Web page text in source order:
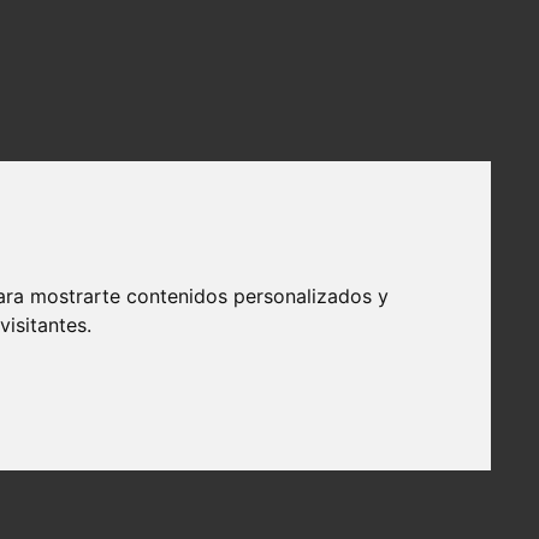
mostrarte contenidos personalizados y